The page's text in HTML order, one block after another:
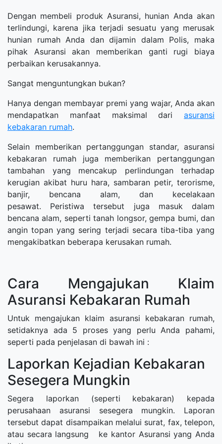
Dengan membeli produk Asuransi, hunian Anda akan
terlindungi, karena jika terjadi sesuatu yang merusak
hunian rumah Anda dan dijamin dalam Polis, maka
pihak Asuransi akan memberikan ganti rugi biaya
perbaikan kerusakannya.
Sangat menguntungkan bukan?
Hanya dengan membayar premi yang wajar, Anda akan
mendapatkan manfaat maksimal dari asuransi
kebakaran rumah.
Selain memberikan pertanggungan standar, asuransi
kebakaran rumah juga memberikan pertanggungan
tambahan yang mencakup perlindungan terhadap
kerugian akibat huru hara, sambaran petir, terorisme,
banjir, bencana alam, dan kecelakaan
pesawat. Peristiwa tersebut juga masuk dalam
bencana alam, seperti tanah longsor, gempa bumi, dan
angin topan yang sering terjadi secara tiba-tiba yang
mengakibatkan beberapa kerusakan rumah.
Cara Mengajukan Klaim
Asuransi Kebakaran Rumah
Untuk mengajukan klaim asuransi kebakaran rumah,
setidaknya ada 5 proses yang perlu Anda pahami,
seperti pada penjelasan di bawah ini :
Laporkan Kejadian Kebakaran
Sesegera Mungkin
Segera laporkan (seperti kebakaran) kepada
perusahaan asuransi sesegera mungkin. Laporan
tersebut dapat disampaikan melalui surat, fax, telepon,
atau secara langsung ke kantor Asuransi yang Anda